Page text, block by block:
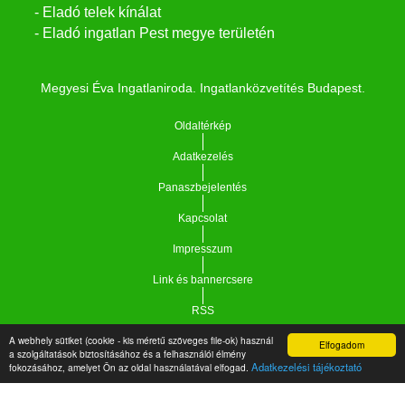
Elfogadom
A webhely sütiket (cookie - kis méretű szöveges file-ok) használ
a szolgáltatások biztosításához és a felhasználói élmény
fokozásához, amelyet Ön az oldal használatával elfogad. Adatkezelési tájékoztató
- Eladó telek kínálat
- Eladó ingatlan Pest megye területén
Megyesi Éva Ingatlaniroda. Ingatlanközvetítés Budapest.
Oldaltérkép
Adatkezelés
Panaszbejelentés
Kapcsolat
Impresszum
Link és bannercsere
RSS
Copyright © 2021.Vár-Köz Kft. - Ingatlan nyilvántartó, ügyviteli és
adminisztrációs szoftver